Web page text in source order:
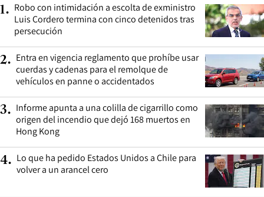
1. Robo con intimidación a escolta de exministro
Luis Cordero termina con cinco detenidos tras
persecución
2. Entra en vigencia reglamento que prohíbe usar
cuerdas y cadenas para el remolque de
vehículos en panne o accidentados
3. Informe apunta a una colilla de cigarrillo como
origen del incendio que dejó 168 muertos en
Hong Kong
4. Lo que ha pedido Estados Unidos a Chile para
volver a un arancel cero